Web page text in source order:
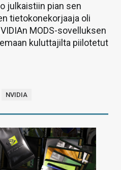
julkaistiin pian sen
tietokonekorjaaja oli
MODS-sovelluksen
kuluttajilta piilotetut
NVIDIA